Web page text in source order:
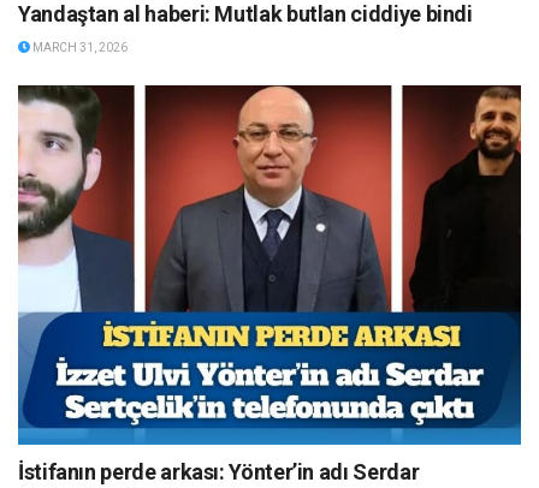
Yandaştan al haberi: Mutlak butlan ciddiye bindi
MARCH 31, 2026
İstifanın perde arkası: Yönter’in adı Serdar